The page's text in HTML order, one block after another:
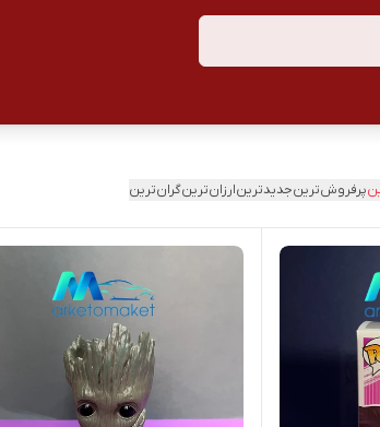
پرفروش‌ترینجدیدترینارزان‌ترینگران‌ترین